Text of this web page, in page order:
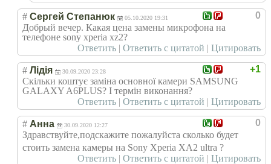
0
# Сергей Степанюк 05.10.2020 19:31
Добрый вечер. Какая цена замены микрофона на
телефоне sony xperia xz2?
Ответить | Ответить с цитатой | Цитировать
+1
# Лідія 30.09.2020 23:28
Скільки коштує заміна основної камери SAMSUNG
GALAXY A6PLUS? І термін виконання?
Ответить | Ответить с цитатой | Цитировать
0
# Анна 30.09.2020 12:27
Здравствуйте,подскажите пожалуйста сколько будет
стоить замена камеры на Sony Xperia XA2 ultra ?
Ответить | Ответить с цитатой | Цитировать